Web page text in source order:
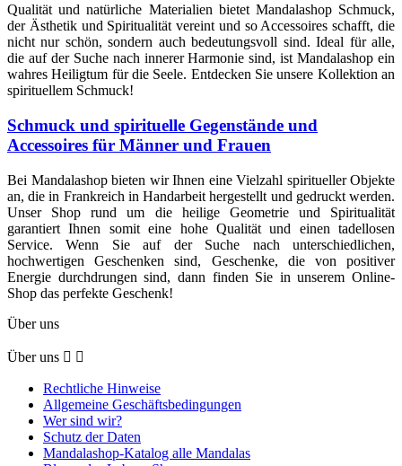
Qualität und natürliche Materialien bietet Mandalashop Schmuck,
der Ästhetik und Spiritualität vereint und so Accessoires schafft, die
nicht nur schön, sondern auch bedeutungsvoll sind. Ideal für alle,
die auf der Suche nach innerer Harmonie sind, ist Mandalashop ein
wahres Heiligtum für die Seele. Entdecken Sie unsere Kollektion an
spirituellem Schmuck!
Schmuck und spirituelle Gegenstände und
Accessoires für Männer und Frauen
Bei Mandalashop bieten wir Ihnen eine Vielzahl spiritueller Objekte
an, die in Frankreich in Handarbeit hergestellt und gedruckt werden.
Unser Shop rund um die heilige Geometrie und Spiritualität
garantiert Ihnen somit eine hohe Qualität und einen tadellosen
Service. Wenn Sie auf der Suche nach unterschiedlichen,
hochwertigen Geschenken sind, Geschenke, die von positiver
Energie durchdrungen sind, dann finden Sie in unserem Online-
Shop das perfekte Geschenk!
Über uns
Über uns  
Rechtliche Hinweise
Allgemeine Geschäftsbedingungen
Wer sind wir?
Schutz der Daten
Mandalashop-Katalog alle Mandalas